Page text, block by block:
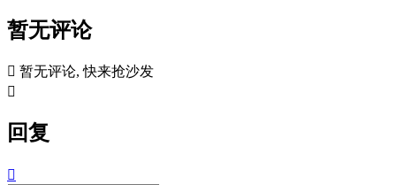
暂无评论
 暂无评论, 快来抢沙发

回复
